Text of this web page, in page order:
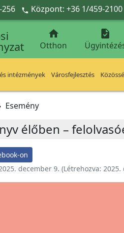
 Központ: +36 1/459-2100

Otthon

intézmények Városfejlesztés
Esemény
élőben –
on
december 9. (Létrehozva: 2025.